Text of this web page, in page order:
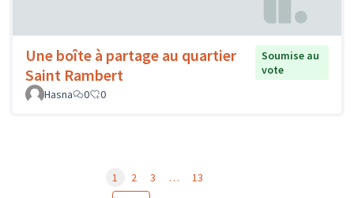
Une boîte à partage au quartier
Saint Rambert
Soumise au
vote
Hasna
0 0
1 2 3 … 13